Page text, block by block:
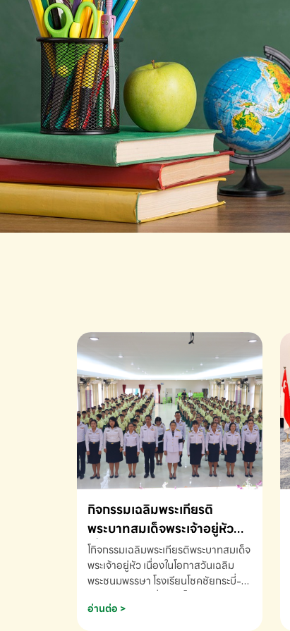
กิจกรรมเฉลิมพระเกียรติ
พระบาทสมเด็จพระเจ้าอยู่หัว
เนื่องในโอกาสวันเฉลิม
พระชนมพรรษา
โกิจกรรมเฉลิมพระเกียรติพระบาทสมเด็จ
พระเจ้าอยู่หัว เนื่องในโอกาสวันเฉลิม
พระชนมพรรษา โรงเรียนโชคชัยกระบี่-
691910
อ่านต่อ >